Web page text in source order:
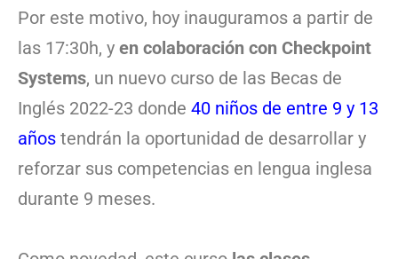
Por este motivo, hoy inauguramos a partir de
las 17:30h, y en colaboración con Checkpoint
Systems, un nuevo curso de las Becas de
Inglés 2022-23 donde 40 niños de entre 9 y 13
años tendrán la oportunidad de desarrollar y
reforzar sus competencias en lengua inglesa
durante 9 meses.